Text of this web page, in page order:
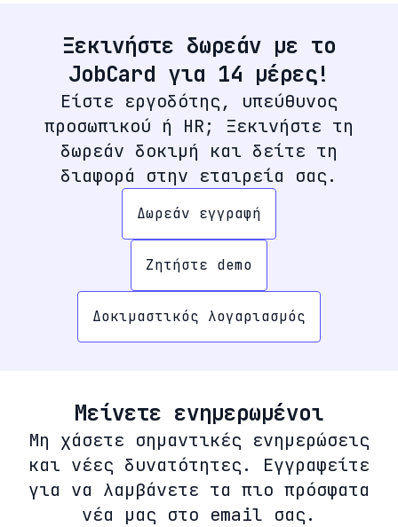
Ξεκινήστε δωρεάν με το
JobCard για 14 μέρες!
Είστε εργοδότης, υπεύθυνος
προσωπικού ή HR; Ξεκινήστε τη
δωρεάν δοκιμή και δείτε τη
διαφορά στην εταιρεία σας.
Δωρεάν εγγραφή
Ζητήστε demo
Δοκιμαστικός λογαριασμός
Μείνετε ενημερωμένοι
Μη χάσετε σημαντικές ενημερώσεις
και νέες δυνατότητες. Εγγραφείτε
για να λαμβάνετε τα πιο πρόσφατα
νέα μας στο email σας.